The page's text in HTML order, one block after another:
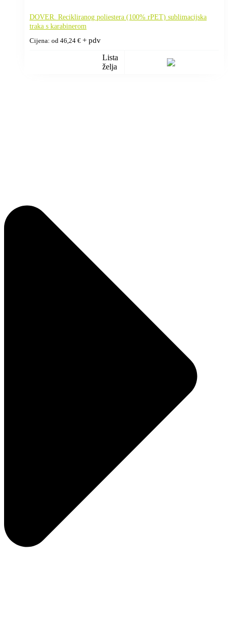
DOVER. Recikliranog poliestera (100% rPET) sublimacijska
traka s karabinerom
Cijena: od 46,24 € + pdv
Lista
želja